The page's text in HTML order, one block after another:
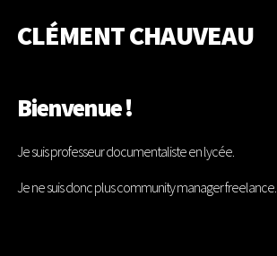
CLÉMENT CHAUVEAU
Bienvenue !
Je suis professeur documentaliste en lycée.
Je ne suis donc plus community manager freelance.